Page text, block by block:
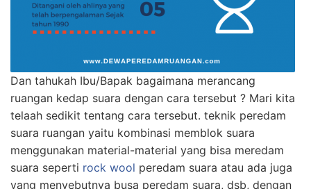
Dan tahukah Ibu/Bapak bagaimana merancang
ruangan kedap suara dengan cara tersebut ? Mari kita
telaah sedikit tentang cara tersebut. teknik peredam
suara ruangan yaitu kombinasi memblok suara
menggunakan material-material yang bisa meredam
suara seperti rock wool peredam suara atau ada juga
yang menyebutnya busa peredam suara, dsb, dengan